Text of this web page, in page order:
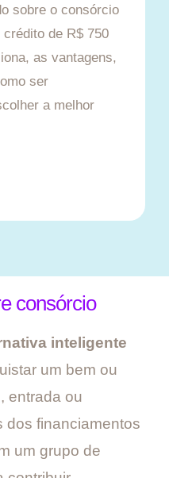
sobre o consórcio
de R$ 750
as vantagens,
ser
a melhor
consórcio
inteligente
um bem ou
entrada ou
dos financiamentos
um grupo de